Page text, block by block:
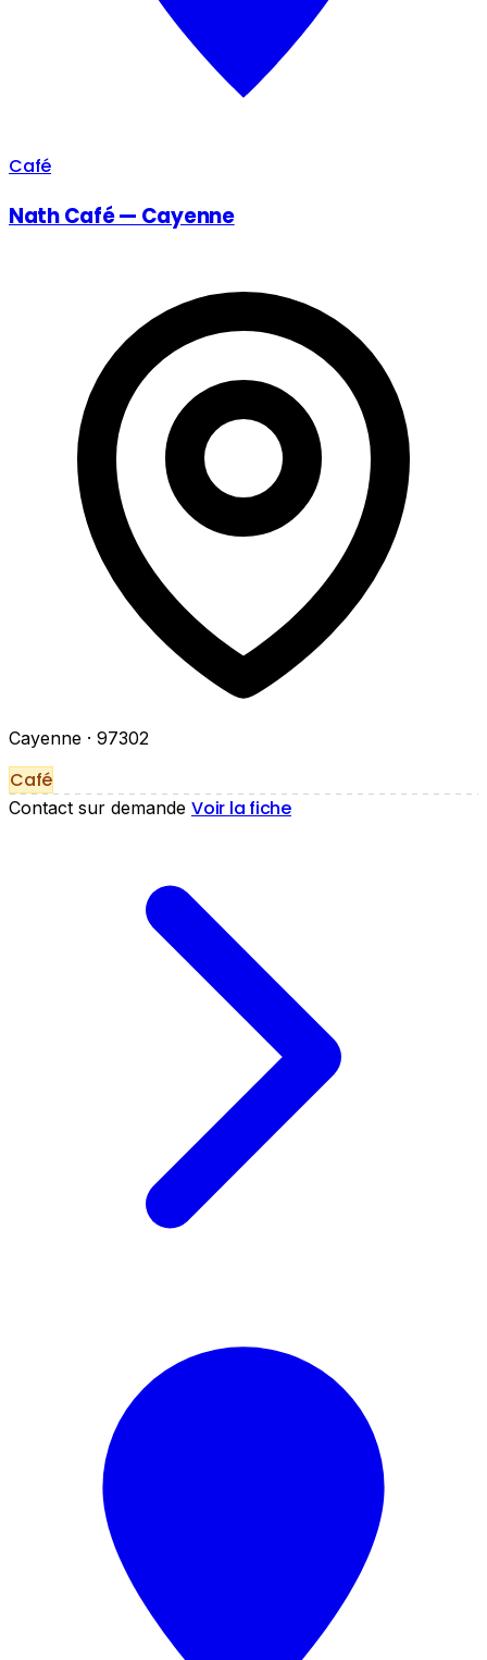
Café
Nath Café — Cayenne
Cayenne · 97302
Café
Contact sur demande Voir la fiche